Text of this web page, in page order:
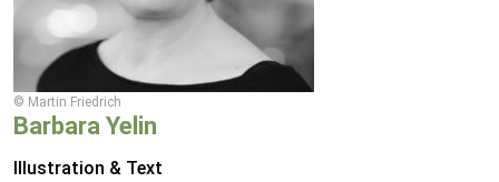
© Martin Friedrich
Barbara Yelin
Illustration & Text